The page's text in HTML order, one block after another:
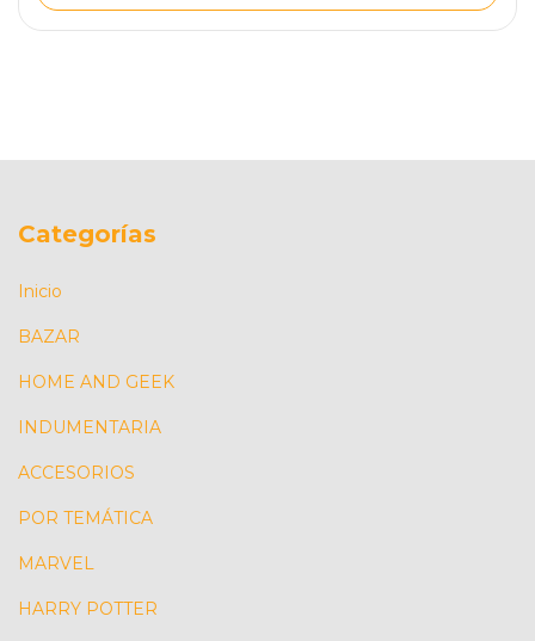
Categorías
Inicio
BAZAR
HOME AND GEEK
INDUMENTARIA
ACCESORIOS
POR TEMÁTICA
MARVEL
HARRY POTTER